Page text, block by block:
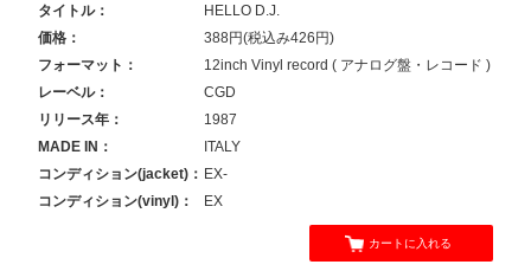
タイトル：
HELLO D.J.
価格：
388円(税込み426円)
フォーマット：
12inch Vinyl record ( アナログ盤・レコード )
レーベル：
CGD
リリース年：
1987
MADE IN：
ITALY
コンディション(jacket)： EX-
コンディション(vinyl)：
EX
カートに入れる